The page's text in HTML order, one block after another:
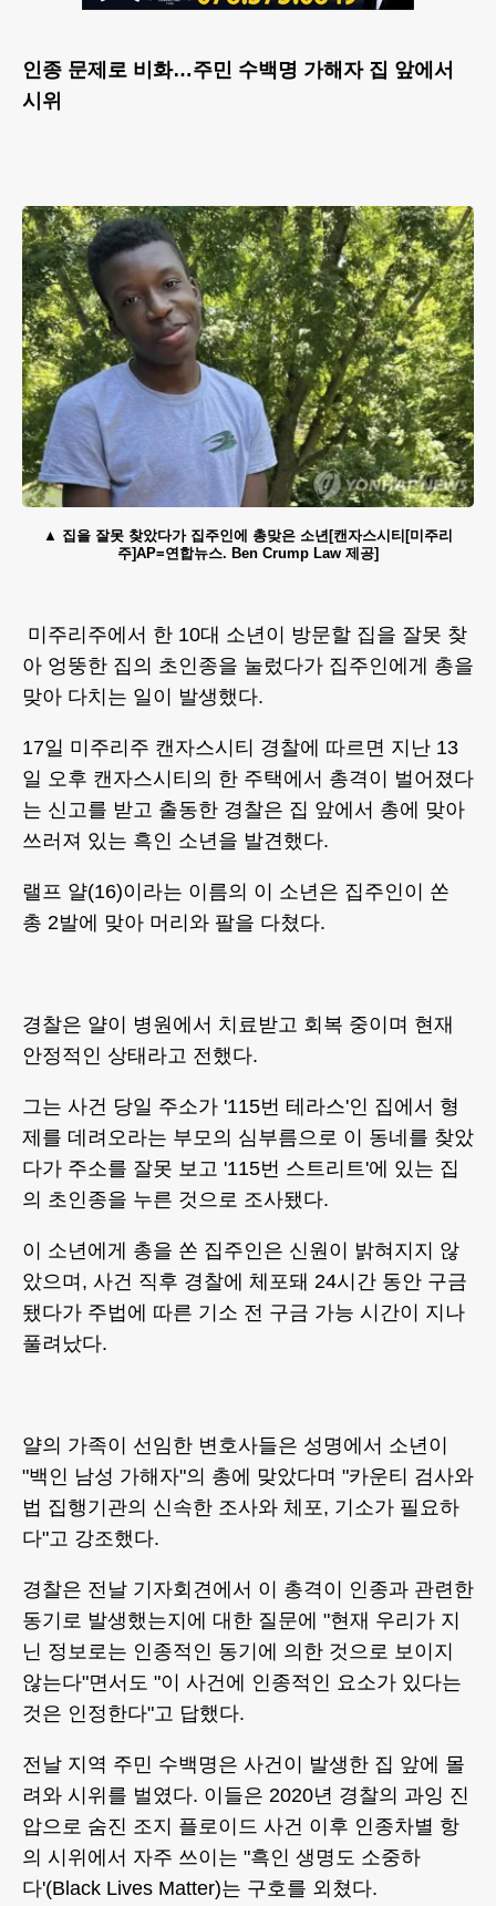
인종 문제로 비화…주민 수백명 가해자 집 앞에서
시위
집을 잘못 찾았다가 집주인에 총맞은 소년[캔자스시티[미주리
주]AP=연합뉴스. Ben Crump Law 제공]
미주리주에서 한 10대 소년이 방문할 집을 잘못 찾
아 엉뚱한 집의 초인종을 눌렀다가 집주인에게 총을
맞아 다치는 일이 발생했다.
17일 미주리주 캔자스시티 경찰에 따르면 지난 13
일 오후 캔자스시티의 한 주택에서 총격이 벌어졌다
는 신고를 받고 출동한 경찰은 집 앞에서 총에 맞아
쓰러져 있는 흑인 소년을 발견했다.
랠프 얄(16)이라는 이름의 이 소년은 집주인이 쏜
총 2발에 맞아 머리와 팔을 다쳤다.
경찰은 얄이 병원에서 치료받고 회복 중이며 현재
안정적인 상태라고 전했다.
그는 사건 당일 주소가 '115번 테라스'인 집에서 형
제를 데려오라는 부모의 심부름으로 이 동네를 찾았
다가 주소를 잘못 보고 '115번 스트리트'에 있는 집
의 초인종을 누른 것으로 조사됐다.
이 소년에게 총을 쏜 집주인은 신원이 밝혀지지 않
았으며, 사건 직후 경찰에 체포돼 24시간 동안 구금
됐다가 주법에 따른 기소 전 구금 가능 시간이 지나
풀려났다.
얄의 가족이 선임한 변호사들은 성명에서 소년이
"백인 남성 가해자"의 총에 맞았다며 "카운티 검사와
법 집행기관의 신속한 조사와 체포, 기소가 필요하
다"고 강조했다.
경찰은 전날 기자회견에서 이 총격이 인종과 관련한
동기로 발생했는지에 대한 질문에 "현재 우리가 지
닌 정보로는 인종적인 동기에 의한 것으로 보이지
않는다"면서도 "이 사건에 인종적인 요소가 있다는
것은 인정한다"고 답했다.
전날 지역 주민 수백명은 사건이 발생한 집 앞에 몰
려와 시위를 벌였다. 이들은 2020년 경찰의 과잉 진
압으로 숨진 조지 플로이드 사건 이후 인종차별 항
의 시위에서 자주 쓰이는 "흑인 생명도 소중하
다'(Black Lives Matter)는 구호를 외쳤다.